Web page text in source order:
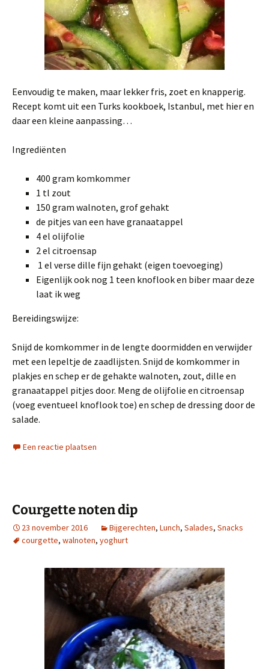
Eenvoudig te maken, maar lekker fris, zoet en knapperig.
Recept komt uit een Turks kookboek, Istanbul, met hier en
daar een kleine aanpassing…
Ingrediënten
400 gram komkommer
1 tl zout
150 gram walnoten, grof gehakt
de pitjes van een have granaatappel
4 el olijfolie
2 el citroensap
1 el verse dille fijn gehakt (eigen toevoeging)
Eigenlijk ook nog 1 teen knoflook en biber maar deze
laat ik weg
Bereidingswijze:
Snijd de komkommer in de lengte doormidden en verwijder
met een lepeltje de zaadlijsten. Snijd de komkommer in
plakjes en schep er de gehakte walnoten, zout, dille en
granaatappel pitjes door. Meng de olijfolie en citroensap
(voeg eventueel knoflook toe) en schep de dressing door de
salade.
Een reactie plaatsen
Courgette noten dip
23 november 2016 Bijgerechten, Lunch, Salades, Snacks
courgette, walnoten, yoghurt